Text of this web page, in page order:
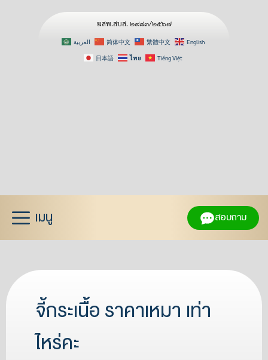
ฆสพ.สบส. ๒๙๘๓/๒๕๖๗
العربية 简体中文 繁體中文 English
日本語 ไทย Tiếng Việt
เมนู สอบถาม
จี้กระเนื้อ ราคาเหมา เท่า
ไหร่คะ